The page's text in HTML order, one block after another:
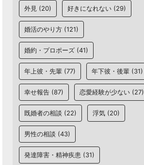
外見 (20) 好きになれない (29)
婚活のやり方 (121)
婚約・プロポーズ (41)
年上彼・先輩 (77) 年下彼・後輩 (31)
幸せ報告 (87) 恋愛経験が少ない (27)
既婚者の相談 (22) 浮気 (20)
男性の相談 (43)
発達障害・精神疾患 (31)